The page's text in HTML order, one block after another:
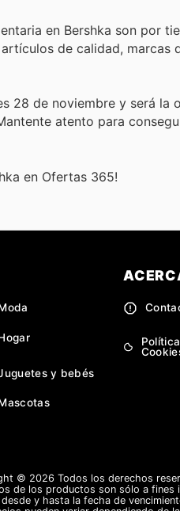
en Bershka son por
de calidad, marcas
28 de noviembre y será
atento para
en Ofertas 365!
y bebés
© 2026 Todos los derechos
de los productos son sólo a fines
y hasta la fecha de